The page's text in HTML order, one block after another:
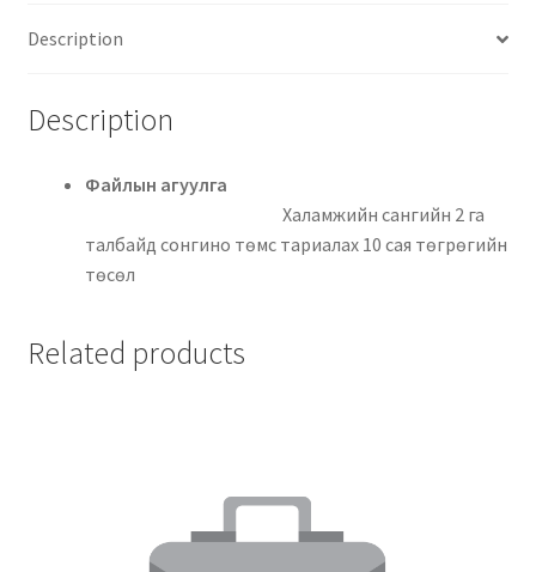
Description
Description
Файлын агуулга
Халамжийн сангийн 2 га
талбайд сонгино төмс тариалах 10 сая төгрөгийн
төсөл
Related products